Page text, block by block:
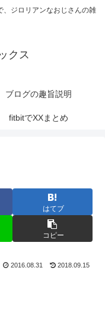
ジロリアンなおじさんの雑
クス
ブログの趣旨説明
fitbitでXXまとめ
はてブ
コピー
2016.08.31 2018.09.15